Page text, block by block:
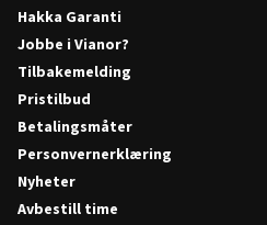
Hakka Garanti
Jobbe i Vianor?
Tilbakemelding
Pristilbud
Betalingsmåter
Personvernerklæring
Nyheter
Avbestill time